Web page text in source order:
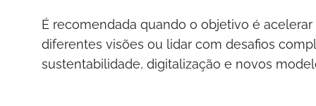
É recomendada quando o objetivo é
diferentes visões ou lidar com desafios
sustentabilidade, digitalização e novos